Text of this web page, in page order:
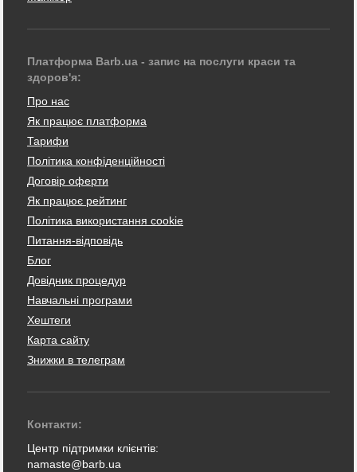
Платформа Barb.ua - запис на послуги краси та
здоров'я:
Про нас
Як працює платформа
Тарифи
Політика конфіденційності
Договір оферти
Як працює рейтинг
Політика використання cookie
Питання-відповідь
Блог
Довідник процедур
Навчальні програми
Хештеги
Карта сайту
Знижки в телеграм
Контакти:
Центр підтримки клієнтів:
namaste@barb.ua